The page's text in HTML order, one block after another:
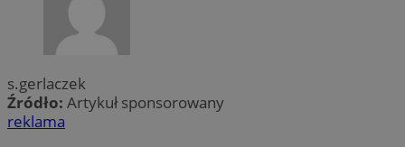
s.gerlaczek
Źródło: Artykuł sponsorowany
reklama